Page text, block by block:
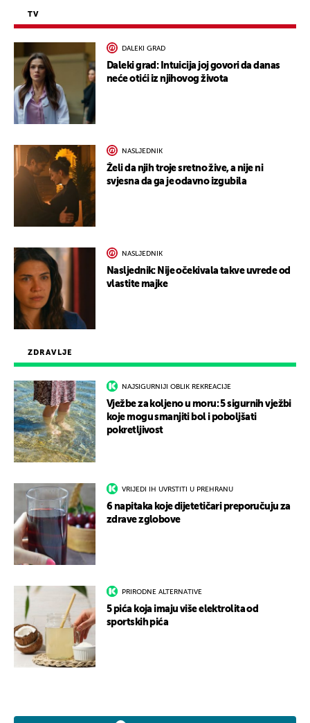
ZDRAVLJE
NAJSIGURNIJI OBLIK REKREACIJE
Vježbe za koljeno u moru: 5 sigurnih vježbi
koje mogu smanjiti bol i poboljšati
pokretljivost
VRIJEDI IH UVRSTITI U PREHRANU
6 napitaka koje dijetetičari preporučuju za
zdrave zglobove
PRIRODNE ALTERNATIVE
5 pića koja imaju više elektrolita od
sportskih pića
TV
DALEKI GRAD
Daleki grad: Intuicija joj govori da danas
neće otići iz njihovog života
NASLJEDNIK
Želi da njih troje sretno žive, a nije ni
svjesna da ga je odavno izgubila
NASLJEDNIK
Nasljednik: Nije očekivala takve uvrede od
vlastite majke